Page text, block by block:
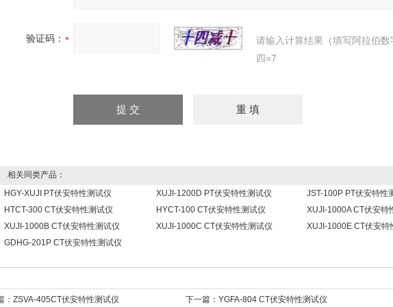
验证码：
请输入计算结果（填写阿拉伯
四=7
相关同类产品：
HGY-XUJI PT伏安特性测试仪
XUJI-1200D PT伏安特性测试仪
JST-100P PT伏安特性
HTCT-300 CT伏安特性测试仪
HYCT-100 CT伏安特性测试仪
XUJI-1000A CT伏安特
XUJI-1000B CT伏安特性测试仪
XUJI-1000C CT伏安特性测试仪
XUJI-1000E CT伏安特
GDHG-201P CT伏安特性测试仪
： ZSVA-405CT伏安特性测试仪 下一篇： YGFA-804 CT伏安特性测试仪